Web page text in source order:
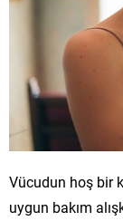
Vücudun hoş bir
uygun bakım